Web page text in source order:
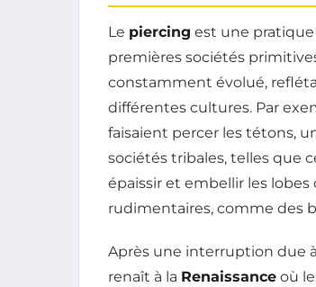
Le piercing est une pratique
premières sociétés
constamment évolué,
différentes cultures. Par
faisaient percer les tétons,
sociétés tribales, telles que
épaissir et embellir les lobes
rudimentaires, comme des
Après une interruption due à
renaît à la Renaissance où